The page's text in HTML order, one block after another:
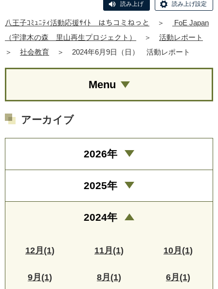
読み上げ 読み上げ設定
八王子ｺﾐｭﾆﾃｨ活動応援ｻｲﾄ はちコミねっと ＞
FoE Japan
（宇津木の森 里山再生プロジェクト）
＞
活動レポート
＞
社会教育 ＞ 2024年6月9日（日） 活動レポート
Menu
アーカイブ
2026年
2025年
2024年
12月(1) 11月(1) 10月(1)
9月(1) 8月(1) 6月(1)